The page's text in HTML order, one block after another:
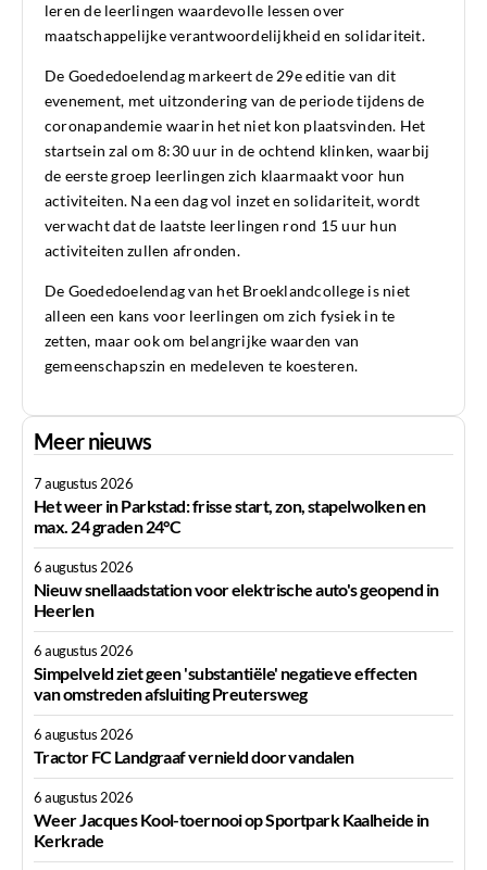
leren de leerlingen waardevolle lessen over
maatschappelijke verantwoordelijkheid en solidariteit.
De Goededoelendag markeert de 29e editie van dit
evenement, met uitzondering van de periode tijdens de
coronapandemie waarin het niet kon plaatsvinden. Het
startsein zal om 8:30 uur in de ochtend klinken, waarbij
de eerste groep leerlingen zich klaarmaakt voor hun
activiteiten. Na een dag vol inzet en solidariteit, wordt
verwacht dat de laatste leerlingen rond 15 uur hun
activiteiten zullen afronden.
De Goededoelendag van het Broeklandcollege is niet
alleen een kans voor leerlingen om zich fysiek in te
zetten, maar ook om belangrijke waarden van
gemeenschapszin en medeleven te koesteren.
Meer nieuws
7 augustus 2026
Het weer in Parkstad: frisse start, zon, stapelwolken en
max. 24 graden 24°C
6 augustus 2026
Nieuw snellaadstation voor elektrische auto's geopend in
Heerlen
6 augustus 2026
Simpelveld ziet geen 'substantiële' negatieve effecten
van omstreden afsluiting Preutersweg
6 augustus 2026
Tractor FC Landgraaf vernield door vandalen
6 augustus 2026
Weer Jacques Kool-toernooi op Sportpark Kaalheide in
Kerkrade